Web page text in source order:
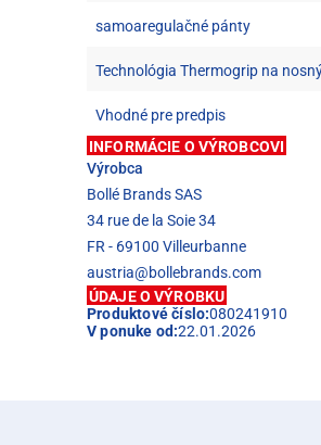
samoaregulačné pánty
Technológia Thermogrip na
Vhodné pre predpis
INFORMÁCIE O VÝROBCOVI
Výrobca
Bollé Brands SAS
34 rue de la Soie 34
FR - 69100 Villeurbanne
austria@bollebrands.com
ÚDAJE O VÝROBKU
Produktové číslo:080241910
V ponuke od:22.01.2026